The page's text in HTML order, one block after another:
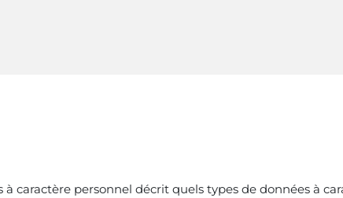
caractère personnel décrit quels types de données à